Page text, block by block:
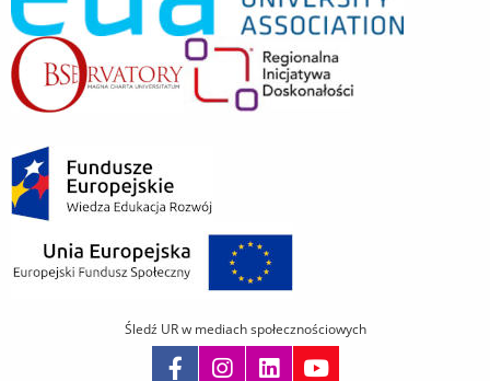
Śledź UR w mediach społecznościowych